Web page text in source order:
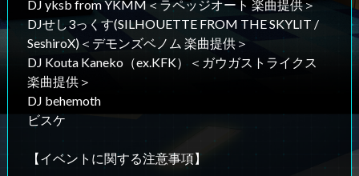
DJ yksb from YKMM＜ラペッジオート 楽曲提供＞
DJせし3っくす(SILHOUETTE FROM THE SKYLIT /
SeshiroX)＜デモンズベノム 楽曲提供＞
DJ Kouta Kaneko（ex.KFK）＜ガウガストライクス
楽曲提供＞
DJ behemoth
ビスケ
【イベントに関する注意事項】